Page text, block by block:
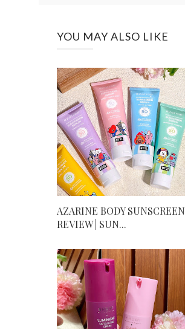
YOU MAY ALSO LIKE
AZARINE BODY SUNSCREEN
REVIEW | SUN...